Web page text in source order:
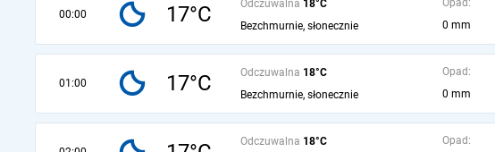
00:00 17°C Odczuwalna 18°C
Bezchmurnie, słonecznie
Opad:
0 mm
01:00 17°C Odczuwalna 18°C
Bezchmurnie, słonecznie
Opad:
0 mm
Odczuwalna 18°C
Opad: